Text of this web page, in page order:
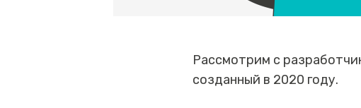
Рассмотрим с
созданный в 2020 году.